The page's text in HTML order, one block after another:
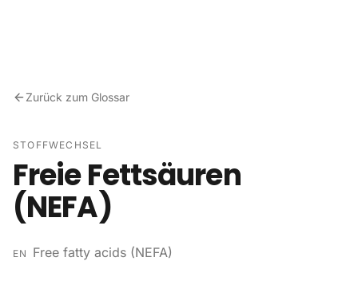
Zurück zum Glossar
STOFFWECHSEL
Freie Fettsäuren
(NEFA)
EN Free fatty acids (NEFA)